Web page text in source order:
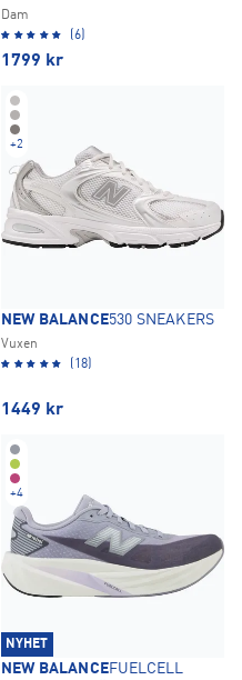
Dam
(6)
1799 kr
+2
NEW BALANCE530 SNEAKERS
Vuxen
(18)
1449 kr
+4
NYHET
NEW BALANCEFUELCELL